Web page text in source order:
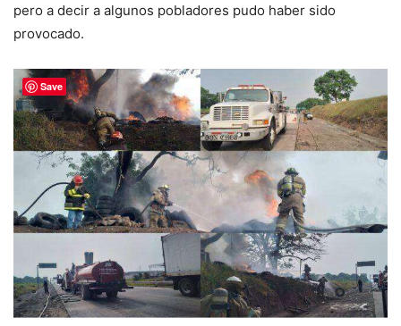
pero a decir a algunos pobladores pudo haber sido
provocado.
Save